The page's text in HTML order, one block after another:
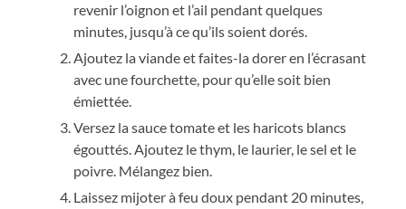
revenir l’oignon et l’ail pendant quelques
minutes, jusqu’à ce qu’ils soient dorés.
Ajoutez la viande et faites-la dorer en l’écrasant
avec une fourchette, pour qu’elle soit bien
émiettée.
Versez la sauce tomate et les haricots blancs
égouttés. Ajoutez le thym, le laurier, le sel et le
poivre. Mélangez bien.
Laissez mijoter à feu doux pendant 20 minutes,